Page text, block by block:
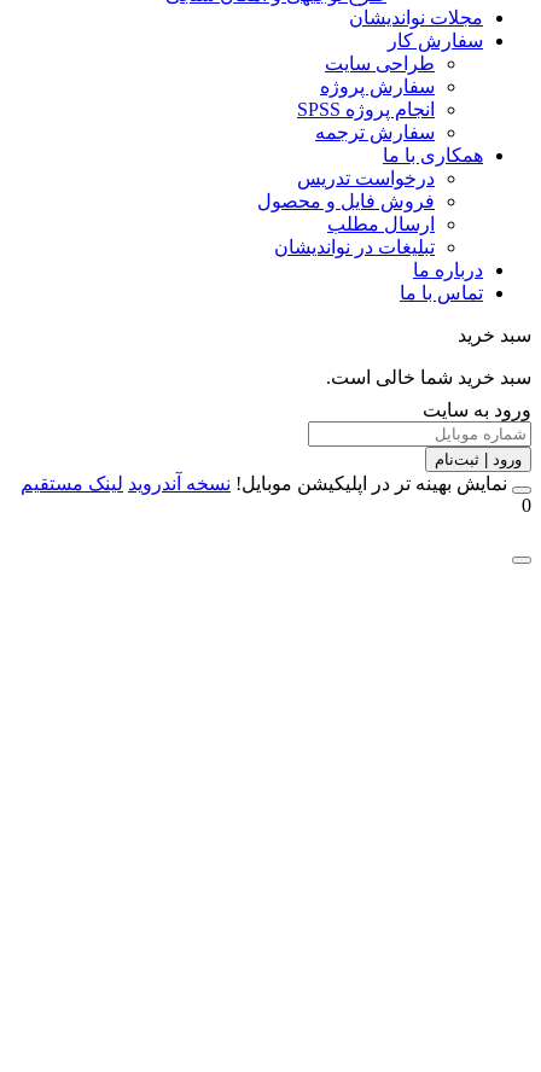
مجلات نواندیشان
سفارش کار
طراحی سایت
سفارش پروژه
انجام پروژه SPSS
سفارش ترجمه
همکاری با ما
درخواست تدریس
فروش فایل و محصول
ارسال مطلب
تبلیغات در نواندیشان
درباره ما
تماس با ما
خرید شما خالی است.
به سایت
| ثبت‌نام
بهینه تر در اپلیکیشن موبایل!نسخه آندروید لینک مستقیم